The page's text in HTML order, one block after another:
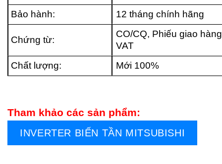
Bảo hành:
12 tháng chính hãng
Chứng từ:
CO/CQ, Phiếu giao
VAT
Chất lượng:
Mới 100%
Tham khảo các sản phẩm:
INVERTER BIẾN TẦN MITSUBISHI